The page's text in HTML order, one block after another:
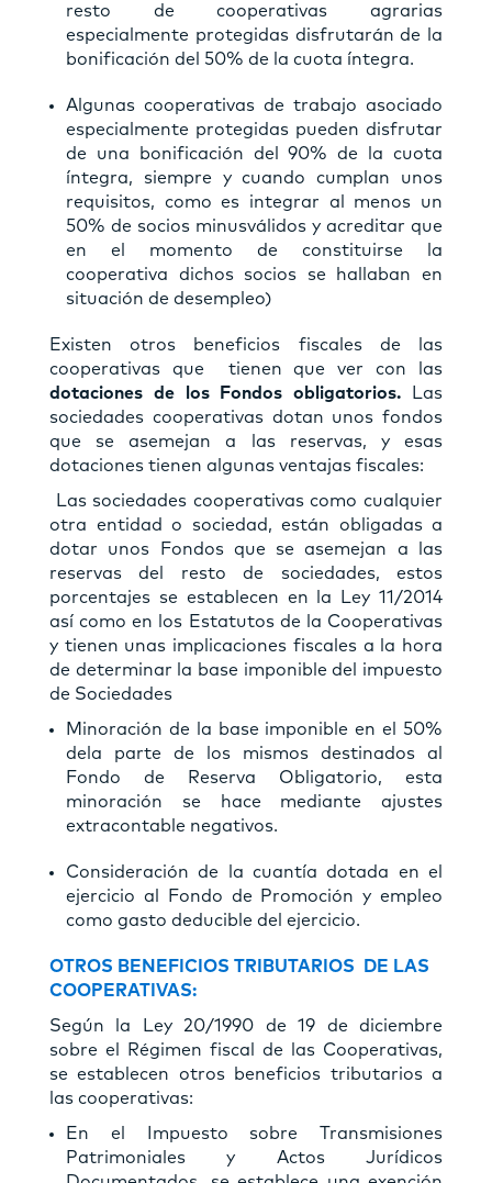
resto de cooperativas agrarias
especialmente protegidas disfrutarán de la
bonificación del 50% de la cuota íntegra.
Algunas cooperativas de trabajo asociado
especialmente protegidas pueden disfrutar
de una bonificación del 90% de la cuota
íntegra, siempre y cuando cumplan unos
requisitos, como es integrar al menos un
50% de socios minusválidos y acreditar que
en el momento de constituirse la
cooperativa dichos socios se hallaban en
situación de desempleo)
Existen otros beneficios fiscales de las
cooperativas que tienen que ver con las
dotaciones de los Fondos obligatorios. Las
sociedades cooperativas dotan unos fondos
que se asemejan a las reservas, y esas
dotaciones tienen algunas ventajas fiscales:
Las sociedades cooperativas como cualquier
otra entidad o sociedad, están obligadas a
dotar unos Fondos que se asemejan a las
reservas del resto de sociedades, estos
porcentajes se establecen en la Ley 11/2014
así como en los Estatutos de la Cooperativas
y tienen unas implicaciones fiscales a la hora
de determinar la base imponible del impuesto
de Sociedades
Minoración de la base imponible en el 50%
dela parte de los mismos destinados al
Fondo de Reserva Obligatorio, esta
minoración se hace mediante ajustes
extracontable negativos.
Consideración de la cuantía dotada en el
ejercicio al Fondo de Promoción y empleo
como gasto deducible del ejercicio.
OTROS BENEFICIOS TRIBUTARIOS DE LAS
COOPERATIVAS:
Según la Ley 20/1990 de 19 de diciembre
sobre el Régimen fiscal de las Cooperativas,
se establecen otros beneficios tributarios a
las cooperativas:
En el Impuesto sobre Transmisiones
Patrimoniales y Actos Jurídicos